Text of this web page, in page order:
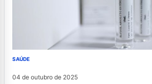
SAÚDE
04 de outubro de 2025